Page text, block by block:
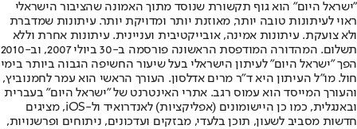
"ישראל היום" הוא גוף תקשורת שנוסד מתוך האמונה שהציבור הישראלי
ראוי לעיתונות טובה יותר, מאוזנת יותר ומדויקת יותר. עיתונות שמדברת
ולא צועקת. עיתונות אמינה, אובייקטיבית ועניינית. עיתונות אחרת וללא
תשלום. המהדורה המודפסת הראשונה פורסמה ב-30 ביולי 2007, וב-2010
הפך "ישראל היום" לעיתון הישראלי בעל שיעור החשיפה הגבוה ביותר בימי
חול. מו"ל העיתון היא ד"ר מרים אדלסון. העורך הראשי הוא עמר לחמנוביץ,
והעורך המייסד הוא עמוס רגב. אתרי האינטרנט של "ישראל היום" בעברית
ובאנגלית, כמו כן היישומונים (אפליקציות) לאנדרואיד ול-iOS, מציגים
חדשות מסביב לשעון, תוכן בלעדי, מבזקים ועדכונים, ניתוחים ופרשנויות,